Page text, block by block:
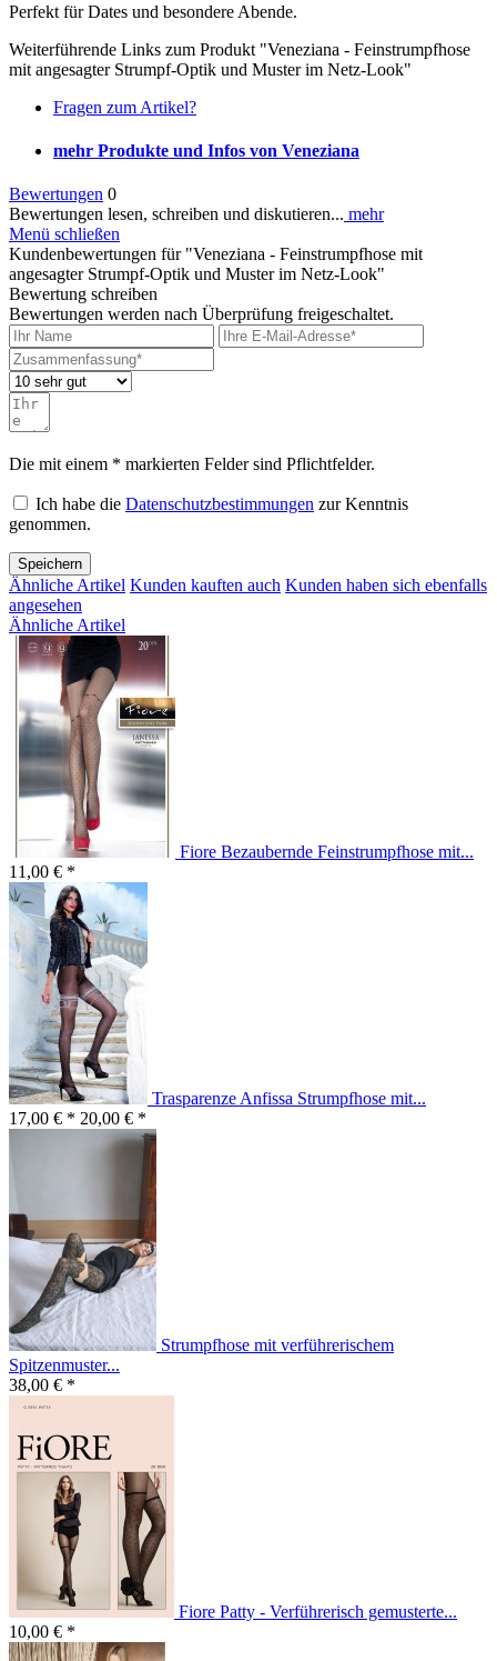
Perfekt für Dates und besondere Abende.
Weiterführende Links zum Produkt "Veneziana - Feinstrumpfhose
mit angesagter Strumpf-Optik und Muster im Netz-Look"
Fragen zum Artikel?
mehr Produkte und Infos von Veneziana
Bewertungen 0
Bewertungen lesen, schreiben und diskutieren... mehr
Menü schließen
Kundenbewertungen für "Veneziana - Feinstrumpfhose mit
angesagter Strumpf-Optik und Muster im Netz-Look"
Bewertung schreiben
Bewertungen werden nach Überprüfung freigeschaltet.
Die mit einem * markierten Felder sind Pflichtfelder.
Ich habe die Datenschutzbestimmungen zur Kenntnis
genommen.
Speichern
Ähnliche Artikel Kunden kauften auch Kunden haben sich ebenfalls
angesehen
Ähnliche Artikel
Fiore Bezaubernde Feinstrumpfhose mit...
11,00 € *
Trasparenze Anfissa Strumpfhose mit...
17,00 € * 20,00 € *
Strumpfhose mit verführerischem
Spitzenmuster...
38,00 € *
Fiore Patty - Verführerisch gemusterte...
10,00 € *